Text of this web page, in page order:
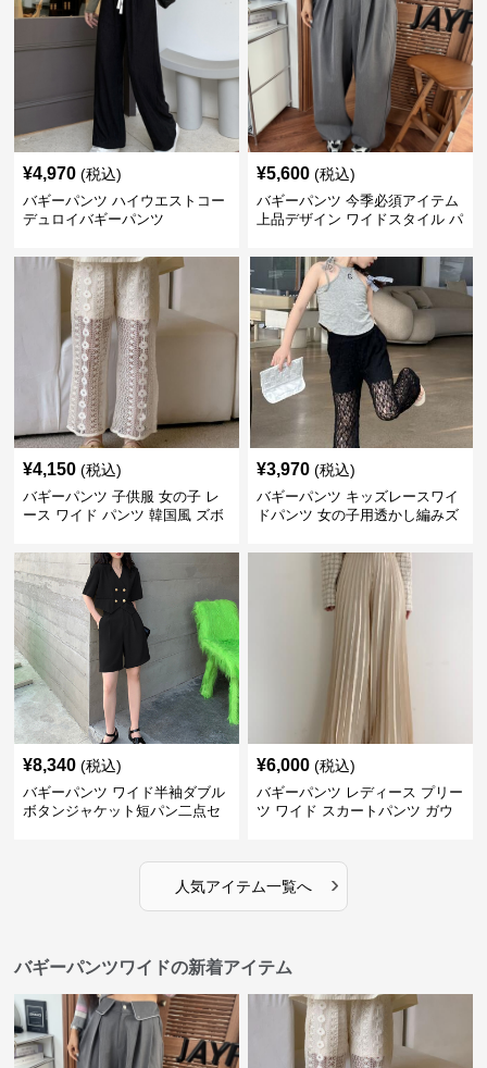
¥4,970 (税込)
バギーパンツ ハイウエストコー
デュロイバギーパンツ
¥5,600 (税込)
バギーパンツ 今季必須アイテム
上品デザイン ワイドスタイル パ
¥4,150 (税込)
バギーパンツ 子供服 女の子 レ
ース ワイド パンツ 韓国風 ズボ
¥3,970 (税込)
バギーパンツ キッズレースワイ
ドパンツ 女の子用透かし編みズ
¥8,340 (税込)
バギーパンツ ワイド半袖ダブル
ボタンジャケット短パン二点セ
¥6,000 (税込)
バギーパンツ レディース プリー
ツ ワイド スカートパンツ ガウ
人気アイテム一覧へ ›
バギーパンツワイドの新着アイテム